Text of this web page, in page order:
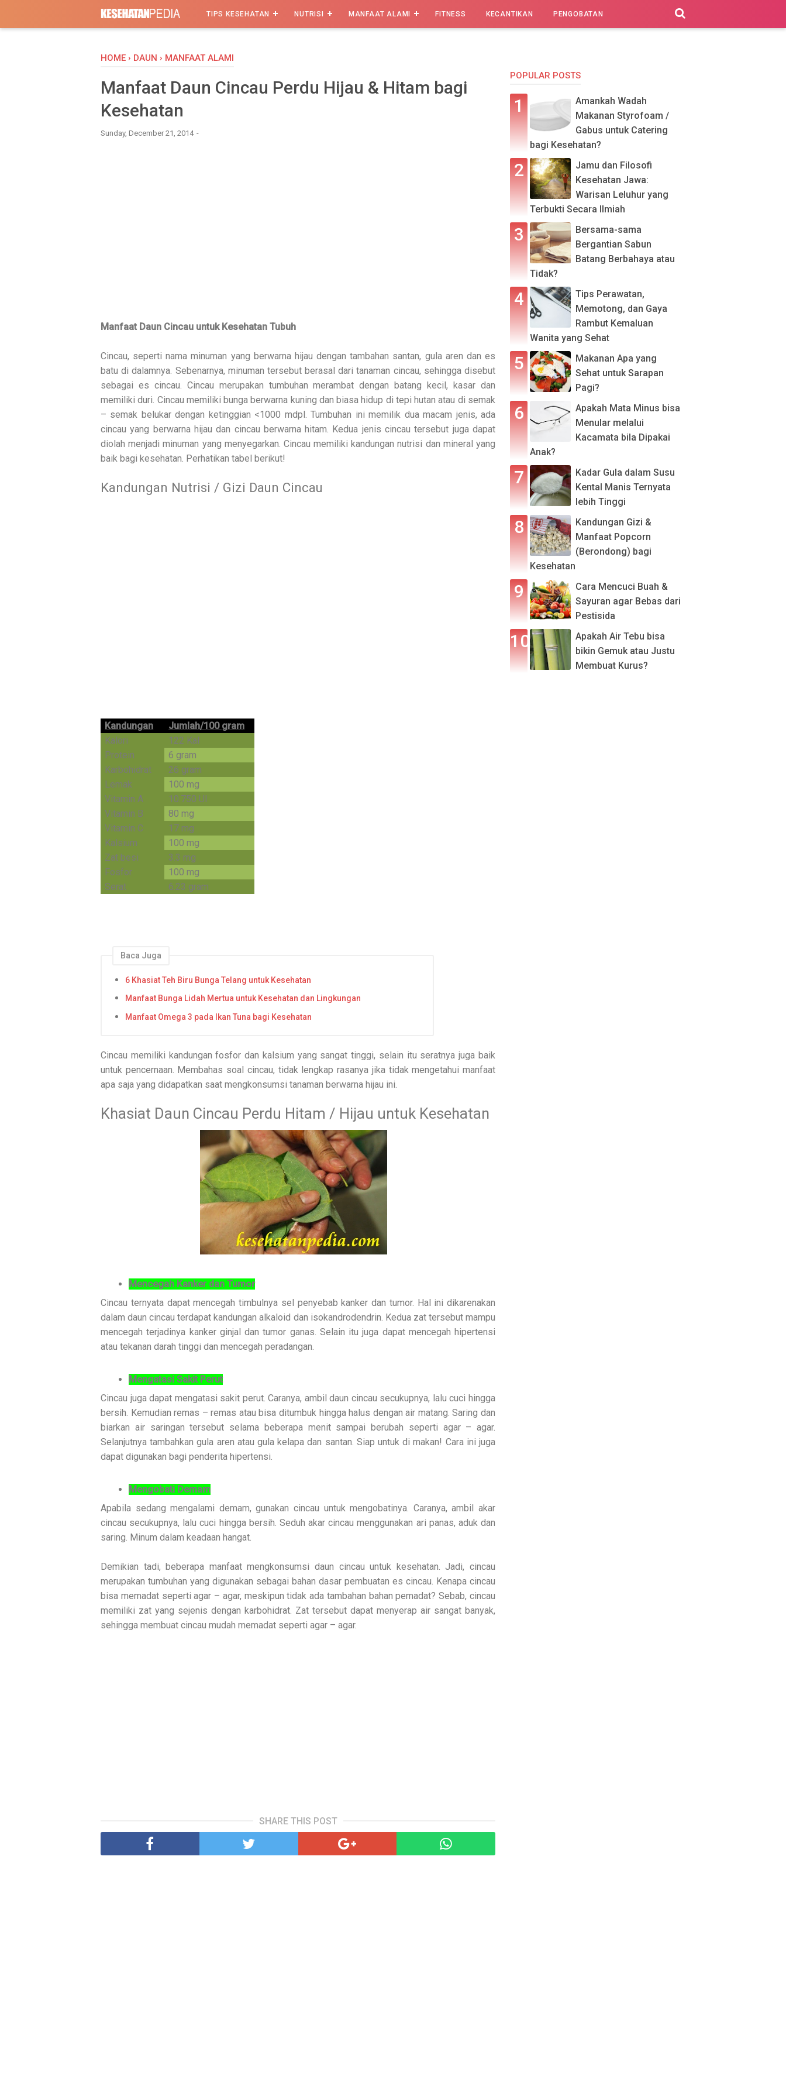
TIPS KESEHATAN NUTRISI MANFAAT ALAMI FITNESS KECANTIKAN PENGOBATAN
HOME › DAUN › MANFAAT ALAMI
Manfaat Daun Cincau Perdu Hijau & Hitam bagi
Kesehatan
Sunday, December 21, 2014
Manfaat Daun Cincau untuk Kesehatan Tubuh
Cincau, seperti nama minuman yang berwarna hijau dengan tambahan santan, gula aren dan es
batu di dalamnya. Sebenarnya, minuman tersebut berasal dari tanaman cincau, sehingga disebut
sebagai es cincau. Cincau merupakan tumbuhan merambat dengan batang kecil, kasar dan
memiliki duri. Cincau memiliki bunga berwarna kuning dan biasa hidup di tepi hutan atau di semak
– semak belukar dengan ketinggian <1000 mdpl. Tumbuhan ini memilik dua macam jenis, ada
cincau yang berwarna hijau dan cincau berwarna hitam. Kedua jenis cincau tersebut juga dapat
diolah menjadi minuman yang menyegarkan. Cincau memiliki kandungan nutrisi dan mineral yang
baik bagi kesehatan. Perhatikan tabel berikut!
Kandungan Nutrisi / Gizi Daun Cincau
Kandungan
Jumlah/100 gram
Kalori
122 Kal
Protein
6 gram
Karbohidrat
26 gram
Lemak
100 mg
Vitamin A
10.750 UI
Vitamin B
80 mg
Vitamin C
17 mg
Kalsium
100 mg
Zat besi
3.3 mg
Fosfor
100 mg
Serat
6.23 gram
Baca Juga
6 Khasiat Teh Biru Bunga Telang untuk Kesehatan
Manfaat Bunga Lidah Mertua untuk Kesehatan dan Lingkungan
Manfaat Omega 3 pada Ikan Tuna bagi Kesehatan
Cincau memiliki kandungan fosfor dan kalsium yang sangat tinggi, selain itu seratnya juga baik
untuk pencernaan. Membahas soal cincau, tidak lengkap rasanya jika tidak mengetahui manfaat
apa saja yang didapatkan saat mengkonsumsi tanaman berwarna hijau ini.
Khasiat Daun Cincau Perdu Hitam / Hijau untuk Kesehatan
Mencegah Kanker dan Tumor
Cincau ternyata dapat mencegah timbulnya sel penyebab kanker dan tumor. Hal ini dikarenakan
dalam daun cincau terdapat kandungan alkaloid dan isokandrodendrin. Kedua zat tersebut mampu
mencegah terjadinya kanker ginjal dan tumor ganas. Selain itu juga dapat mencegah hipertensi
atau tekanan darah tinggi dan mencegah peradangan.
Mengatasi Sakit Perut
Cincau juga dapat mengatasi sakit perut. Caranya, ambil daun cincau secukupnya, lalu cuci hingga
bersih. Kemudian remas – remas atau bisa ditumbuk hingga halus dengan air matang. Saring dan
biarkan air saringan tersebut selama beberapa menit sampai berubah seperti agar – agar.
Selanjutnya tambahkan gula aren atau gula kelapa dan santan. Siap untuk di makan! Cara ini juga
dapat digunakan bagi penderita hipertensi.
Mengobati Demam
Apabila sedang mengalami demam, gunakan cincau untuk mengobatinya. Caranya, ambil akar
cincau secukupnya, lalu cuci hingga bersih. Seduh akar cincau menggunakan ari panas, aduk dan
saring. Minum dalam keadaan hangat.
Demikian tadi, beberapa manfaat mengkonsumsi daun cincau untuk kesehatan. Jadi, cincau
merupakan tumbuhan yang digunakan sebagai bahan dasar pembuatan es cincau. Kenapa cincau
bisa memadat seperti agar – agar, meskipun tidak ada tambahan bahan pemadat? Sebab, cincau
memiliki zat yang sejenis dengan karbohidrat. Zat tersebut dapat menyerap air sangat banyak,
sehingga membuat cincau mudah memadat seperti agar – agar.
SHARE THIS POST
POPULAR POSTS
Amankah Wadah
Makanan Styrofoam /
Gabus untuk Catering
bagi Kesehatan?
Jamu dan Filosofi
Kesehatan Jawa:
Warisan Leluhur yang
Terbukti Secara Ilmiah
Bersama-sama
Bergantian Sabun
Batang Berbahaya atau
Tidak?
Tips Perawatan,
Memotong, dan Gaya
Rambut Kemaluan
Wanita yang Sehat
Makanan Apa yang
Sehat untuk Sarapan
Pagi?
Apakah Mata Minus bisa
Menular melalui
Kacamata bila Dipakai
Anak?
Kadar Gula dalam Susu
Kental Manis Ternyata
lebih Tinggi
Kandungan Gizi &
Manfaat Popcorn
(Berondong) bagi
Kesehatan
Cara Mencuci Buah &
Sayuran agar Bebas dari
Pestisida
Apakah Air Tebu bisa
bikin Gemuk atau Justu
Membuat Kurus?